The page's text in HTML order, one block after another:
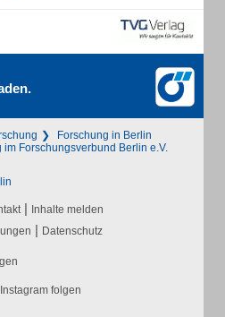
Forschung in Berlin
im Forschungsverbund Berlin e.V.
| Inhalte melden
| Datenschutz
folgen